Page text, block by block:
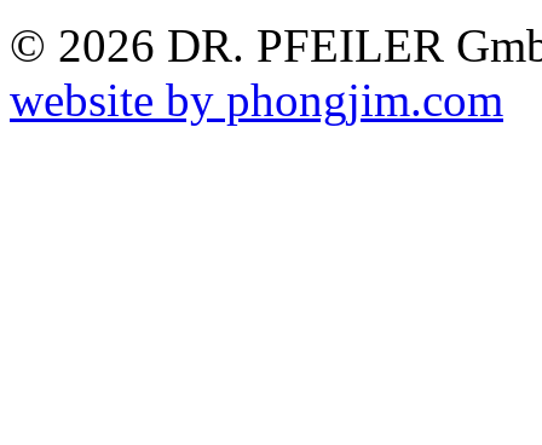
© 2026 DR. PFEILER
website by phongjim.com